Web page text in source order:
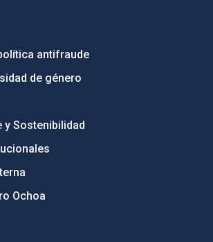
antifraude
de género
y Sostenibilidad
Ochoa